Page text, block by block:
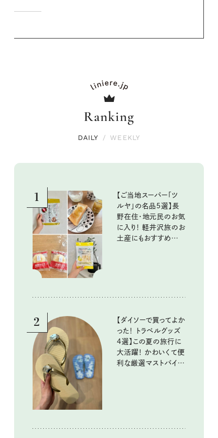
Ranking
DAILY / WEEKLY
1
【ご当地スーパー「ツ
ルヤ」の名品5選】長
野在住・地元民のお気
に入り！ 軽井沢旅のお
土産にもおすすめのお
2
【ダイソーで買ってよか
った！ トラベルグッズ
4選】この夏の旅行に
大活躍！ かわいくて便
利な厳選マストバイア